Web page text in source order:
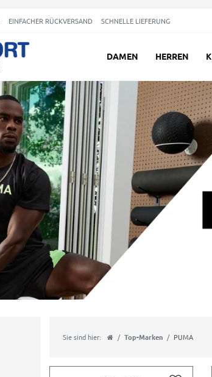
EINFACHER RÜCKVERSAND SCHNELLE LIEFERUNG
DAMEN HERREN
Sie sind hier: Top-Marken PUMA